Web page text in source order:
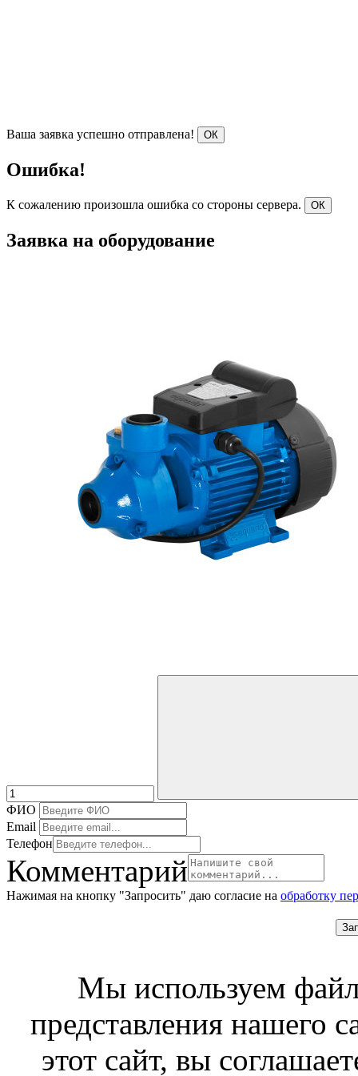
Ваша заявка успешно отправлена! ОК
Ошибка!
К сожалению произошла ошибка со стороны сервера. ОК
Заявка на оборудование
ФИО
Email
Телефон
Комментарий
Нажимая на кнопку "Запросить" даю согласие на обработку
Мы используем
представления нашего
этот сайт, вы